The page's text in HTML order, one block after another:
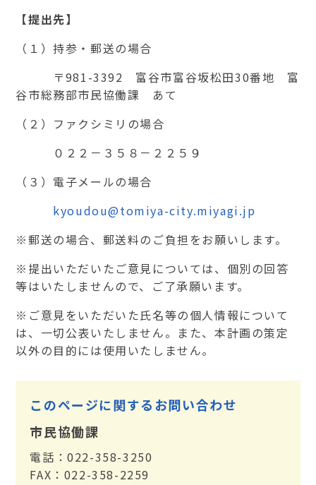
【提出先】
（１）持参・郵送の場合
〒981-3392 富谷市富谷坂松田30番地 富
谷市総務部市民協働課 あて
（２）ファクシミリの場合
０２２－３５８－２２５９
（３）電子メールの場合
kyoudou@tomiya-city.miyagi.jp
※郵送の場合、郵送料のご負担をお願いします。
※提出いただいたご意見については、個別の回答
等はいたしませんので、ご了承願います。
※ご意見をいただいた氏名等の個人情報について
は、一切公表いたしません。また、本計画の策定
以外の目的には使用いたしません。
このページに関するお問い合わせ
市民協働課
電話：022-358-3250
FAX：022-358-2259